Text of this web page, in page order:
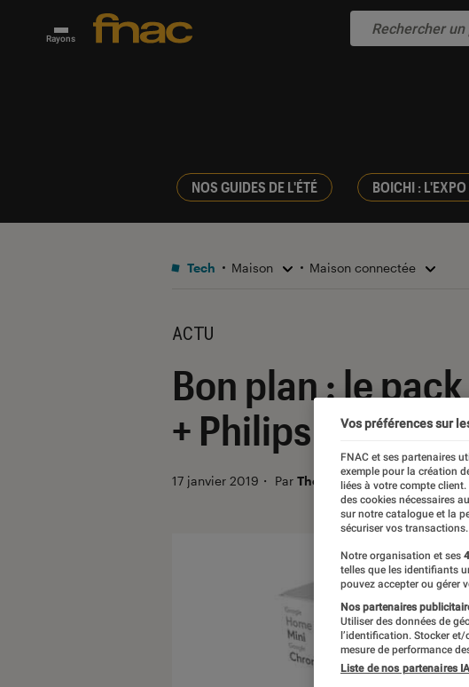
Rayons
NOS GUIDES DE L'ÉTÉ BOICHI :
Tech Maison Maison connectée
ACTU
Bon plan : le
+ Philips Hue
17 janvier 2019 ・ Par Thomas Estimbre
Vos préférences sur
FNAC et ses partenaires
exemple pour la création
liées à votre compte
des cookies nécessaires
sur notre catalogue et la
sécuriser vos transactions.
Notre organisation et ses
telles que les identifiants
pouvez accepter ou gérer
Nos partenaires
Utiliser des données de
l’identification. Stocker
mesure de performance
Liste de nos partenaires